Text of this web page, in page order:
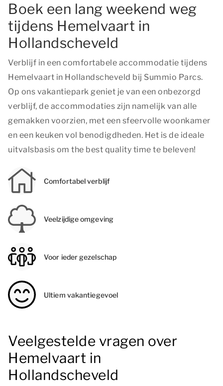
Boek een lang weekend weg
tijdens Hemelvaart in
Hollandscheveld
Verblijf in een comfortabele accommodatie tijdens
Hemelvaart in Hollandscheveld bij Summio Parcs.
Op ons vakantiepark geniet je van een onbezorgd
verblijf, de accommodaties zijn namelijk van alle
gemakken voorzien, met een sfeervolle woonkamer
en een keuken vol benodigdheden. Het is de ideale
uitvalsbasis om the best quality time te beleven!
Comfortabel verblijf
Veelzijdige omgeving
Voor ieder gezelschap
Ultiem vakantiegevoel
Veelgestelde vragen over
Hemelvaart in
Hollandscheveld